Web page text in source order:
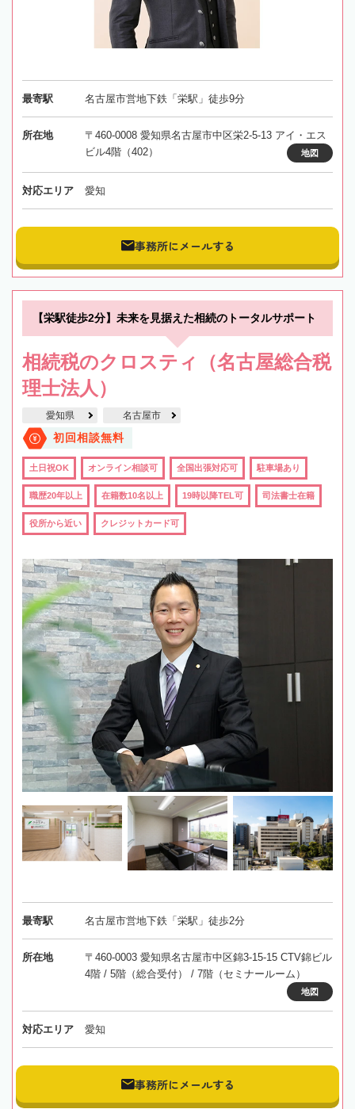
最寄駅 名古屋市営地下鉄「栄駅」徒歩9分
所在地
〒460-0008 愛知県名古屋市中区栄2-5-13 アイ・エス
ビル4階（402）
地図
対応エリア 愛知
事務所にメールする
【栄駅徒歩2分】未来を見据えた相続のトータルサポート
相続税のクロスティ（名古屋総合税
理士法人）
愛知県 名古屋市
初回相談無料
土日祝OK オンライン相談可 全国出張対応可 駐車場あり
職歴20年以上 在籍数10名以上 19時以降TEL可 司法書士在籍
役所から近い クレジットカード可
最寄駅 名古屋市営地下鉄「栄駅」徒歩2分
所在地
〒460-0003 愛知県名古屋市中区錦3-15-15 CTV錦ビル
4階 / 5階（総合受付） / 7階（セミナールーム）
地図
対応エリア 愛知
事務所にメールする